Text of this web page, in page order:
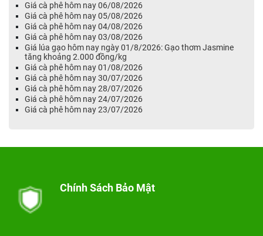
Giá cà phê hôm nay 06/08/2026
Giá cà phê hôm nay 05/08/2026
Giá cà phê hôm nay 04/08/2026
Giá cà phê hôm nay 03/08/2026
Giá lúa gạo hôm nay ngày 01/8/2026: Gạo thơm Jasmine
tăng khoảng 2.000 đồng/kg
Giá cà phê hôm nay 01/08/2026
Giá cà phê hôm nay 30/07/2026
Giá cà phê hôm nay 28/07/2026
Giá cà phê hôm nay 24/07/2026
Giá cà phê hôm nay 23/07/2026
Chính Sách Bảo Mật